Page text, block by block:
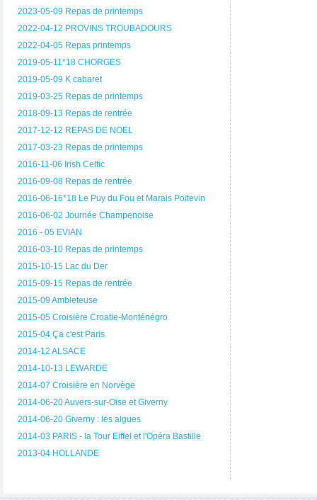
2023-05-09 Repas de printemps
2022-04-12 PROVINS TROUBADOURS
2022-04-05 Repas printemps
2019-05-11*18 CHORGES
2019-05-09 K cabaret
2019-03-25 Repas de printemps
2018-09-13 Repas de rentrée
2017-12-12 REPAS DE NOEL
2017-03-23 Repas de printemps
2016-11-06 Irish Celtic
2016-09-08 Repas de rentrée
2016-06-16*18 Le Puy du Fou et Marais Poitevin
2016-06-02 Journée Champenoise
2016 - 05 EVIAN
2016-03-10 Repas de printemps
2015-10-15 Lac du Der
2015-09-15 Repas de rentrée
2015-09 Ambleteuse
2015-05 Croisière Croatie-Monténégro
2015-04 Ça c'est Paris
2014-12 ALSACE
2014-10-13 LEWARDE
2014-07 Croisière en Norvège
2014-06-20 Auvers-sur-Oise et Giverny
2014-06-20 Giverny : les algues
2014-03 PARIS - la Tour Eiffel et l'Opéra Bastille
2013-04 HOLLANDE